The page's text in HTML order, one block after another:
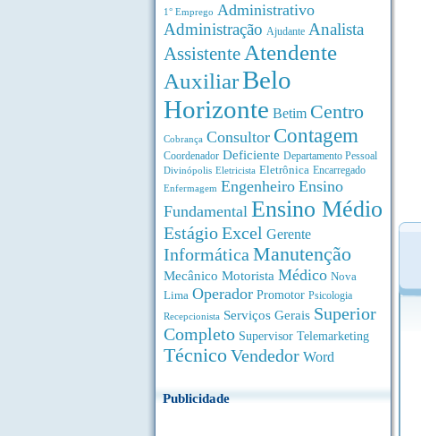
1° Emprego Administrativo
Administração Ajudante Analista
Assistente Atendente
AuxiliarBelo
Horizonte Betim Centro
Cobrança Consultor Contagem
Coordenador Deficiente Departamento Pessoal
Divinópolis Eletricista Eletrônica Encarregado
Enfermagem Engenheiro Ensino
Fundamental Ensino Médio
EstágioExcel Gerente
Informática Manutenção
Mecânico Motorista Médico Nova
Lima Operador Promotor Psicologia
Recepcionista Serviços Gerais Superior
Completo Supervisor Telemarketing
TécnicoVendedor Word
Publicidade